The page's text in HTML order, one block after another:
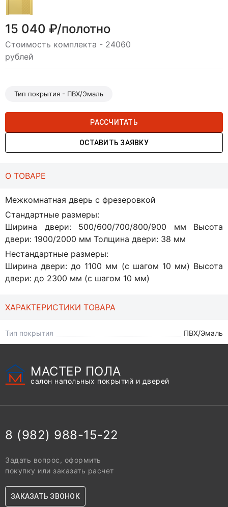
15 040 ₽/полотно
Стоимость комплекта - 24060
рублей
Тип покрытия - ПВХ/Эмаль
РАССЧИТАТЬ
ОСТАВИТЬ ЗАЯВКУ
О ТОВАРЕ
Межкомнатная дверь с фрезеровкой
Стандартные размеры:
Ширина двери: 500/600/700/800/900 мм Высота
двери: 1900/2000 мм Толщина двери: 38 мм
Нестандартные размеры:
Ширина двери: до 1100 мм (с шагом 10 мм) Высота
двери: до 2300 мм (с шагом 10 мм)
ХАРАКТЕРИСТИКИ ТОВАРА
Тип покрытия ПВХ/Эмаль
МАСТЕР ПОЛА
салон напольных покрытий и дверей
8 (982) 988-15-22
Задать вопрос, оформить
покупку или заказать расчет
ЗАКАЗАТЬ ЗВОНОК